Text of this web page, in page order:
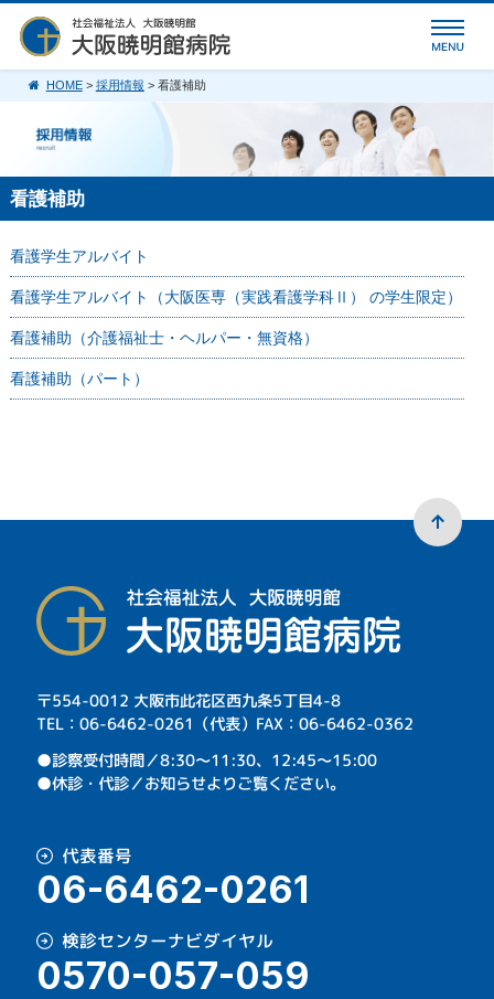
HOME> 採用情報 > 看護補助
看護補助
看護学生アルバイト
看護学生アルバイト（大阪医専（実践看護学科Ⅱ） の学生限定）
看護補助（介護福祉士・ヘルパー・無資格）
看護補助（パート）
〒554-0012 大阪市此花区西九条5丁目4-8
TEL：06-6462-0261（代表）FAX：06-6462-0362
⁩●診察受付時間／8:30～11:30、12:45～15:00
●休診・代診／お知らせよりご覧ください。
代表番号
06-6462-0261
検診センターナビダイヤル
0570-057-059